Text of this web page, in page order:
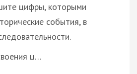
цифры, которыми
события, в
ц…